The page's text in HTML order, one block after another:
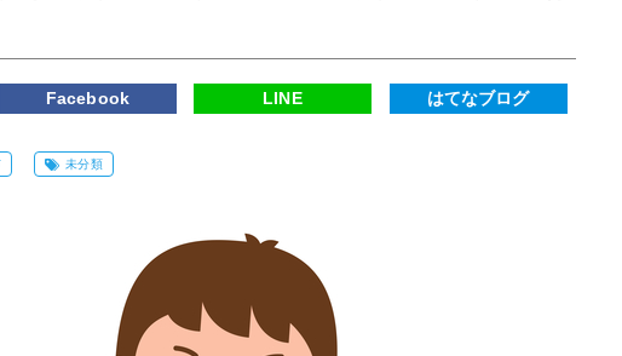
Facebook LINE はてなブログ
未分類